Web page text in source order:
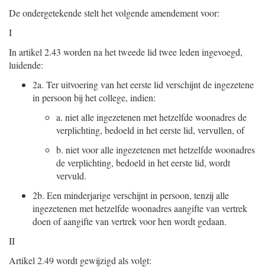
De ondergetekende stelt het volgende amendement voor:
I
In artikel 2.43 worden na het tweede lid twee leden ingevoegd,
luidende:
2a. Ter uitvoering van het eerste lid verschijnt de ingezetene
in persoon bij het college, indien:
a. niet alle ingezetenen met hetzelfde woonadres de
verplichting, bedoeld in het eerste lid, vervullen, of
b. niet voor alle ingezetenen met hetzelfde woonadres
de verplichting, bedoeld in het eerste lid, wordt
vervuld.
2b. Een minderjarige verschijnt in persoon, tenzij alle
ingezetenen met hetzelfde woonadres aangifte van vertrek
doen of aangifte van vertrek voor hen wordt gedaan.
II
Artikel 2.49 wordt gewijzigd als volgt: